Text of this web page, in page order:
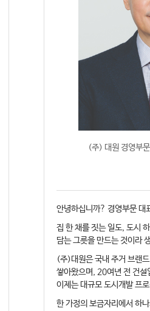
(주) 대원 경영부
안녕하십니까? 경영부문 대
집 한 채를 짓는 일도, 도시
담는 그릇을 만드는 것이라
(주)대원은 국내 주거 브랜
쌓아왔으며, 20여년 전 건설
이제는 대규모 도시개발 프
한 가정의 보금자리에서 하